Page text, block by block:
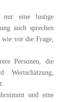
eine lustige
auch sprechen
vor die Frage,
Personen, die
und eine